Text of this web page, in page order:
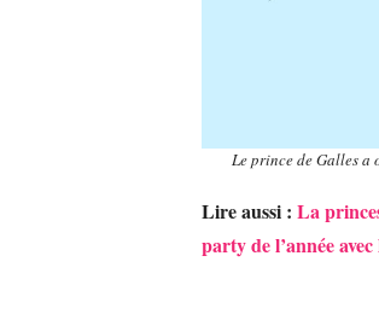
Le prince de Galles a
Lire aussi : La
party de l’année